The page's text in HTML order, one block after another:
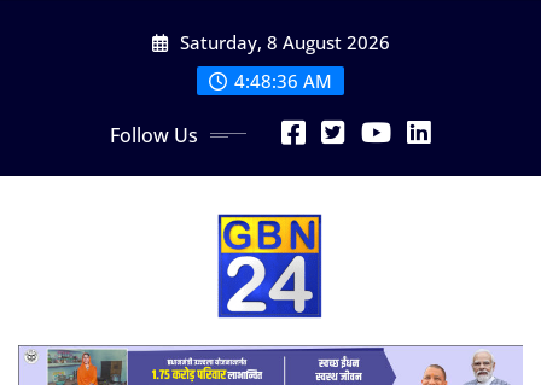
Saturday, 8 August 2026
4:48:37 AM
Follow Us